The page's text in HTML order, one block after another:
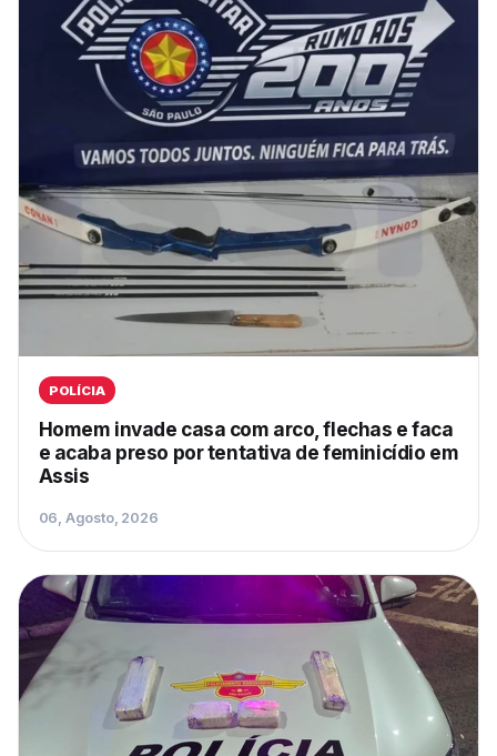
POLÍCIA
Homem invade casa com arco, flechas e faca
e acaba preso por tentativa de feminicídio em
Assis
06, Agosto, 2026